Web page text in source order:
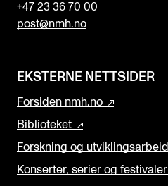
+47 23 36 70 00
post@nmh.no
EKSTERNE NETTSIDER
Forsiden nmh.no
Biblioteket
Forskning og utviklingsarbeid
Konserter, serier og festivaler